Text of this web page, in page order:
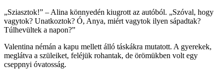
„Sziasztok!” – Alina könnyedén kiugrott az autóból. „Szóval, hogy
vagytok? Unatkoztok? Ó, Anya, miért vagytok ilyen sápadtak?
Túlhevültek a napon?”
Valentina némán a kapu mellett álló táskákra mutatott. A gyerekek,
meglátva a szüleiket, feléjük rohantak, de örömükben volt egy
cseppnyi óvatosság.